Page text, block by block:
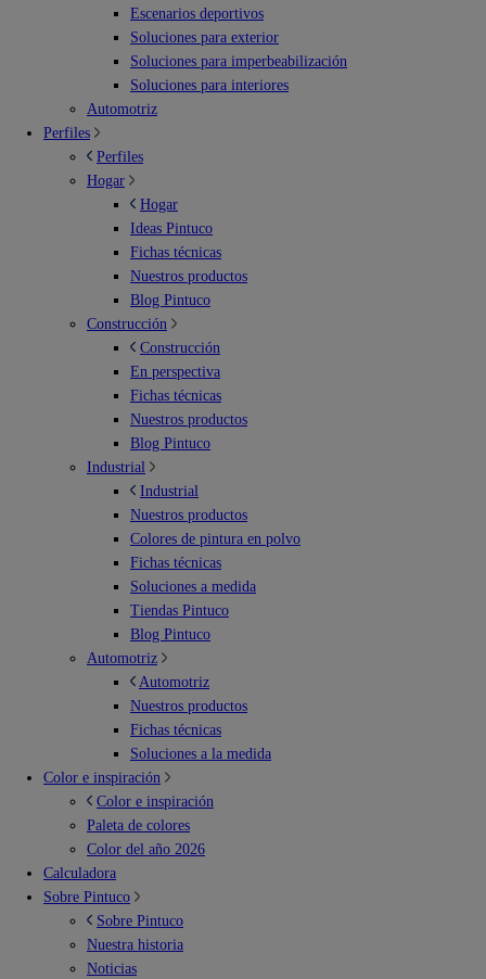
Escenarios deportivos
Soluciones para exterior
Soluciones para imperbeabilización
Soluciones para interiores
Automotriz
Perfiles
Perfiles
Hogar
Hogar
Ideas Pintuco
Fichas técnicas
Nuestros productos
Blog Pintuco
Construcción
Construcción
En perspectiva
Fichas técnicas
Nuestros productos
Blog Pintuco
Industrial
Industrial
Nuestros productos
Colores de pintura en polvo
Fichas técnicas
Soluciones a medida
Tiendas Pintuco
Blog Pintuco
Automotriz
Automotriz
Nuestros productos
Fichas técnicas
Soluciones a la medida
Color e inspiración
Color e inspiración
Paleta de colores
Color del año 2026
Calculadora
Sobre Pintuco
Sobre Pintuco
Nuestra historia
Noticias